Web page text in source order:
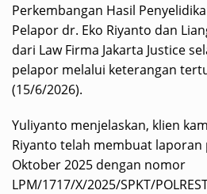
Perkembangan Hasil
Pelapor dr. Eko Riyanto dan
dari Law Firma Jakarta Justice
pelapor melalui keterangan
(15/6/2026).
Yuliyanto menjelaskan, klien
Riyanto telah membuat laporan
Oktober 2025 dengan nomor
LPM/1717/X/2025/SPKT/